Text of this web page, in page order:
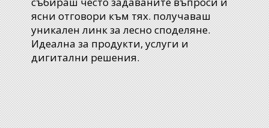
ясни отговори към тях. получаваш
уникален линк за лесно споделяне.
Идеална за продукти, услуги и
дигитални решения.